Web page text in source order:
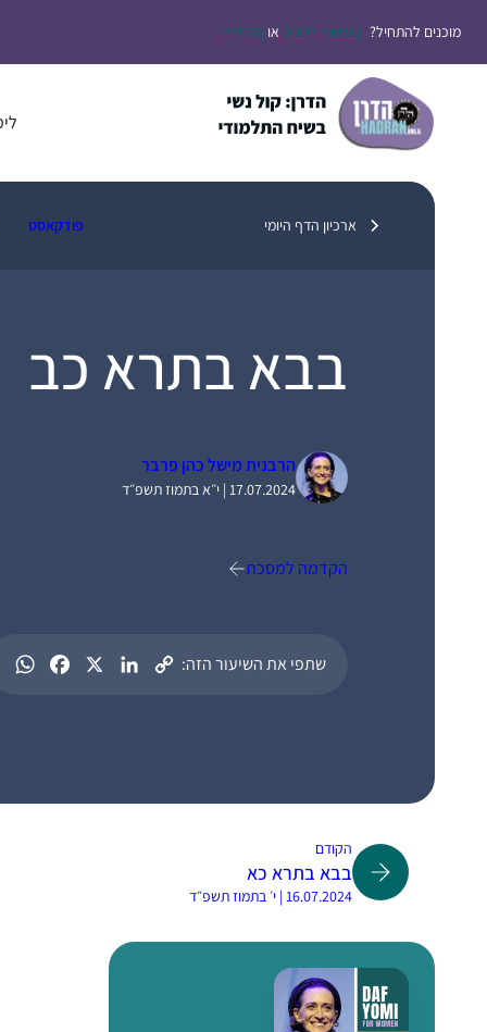
לתוכןמוכנים להתחיל? הירשמו בחינם או התחברו
ארכיון הדף היומי פודקאסט
בבא בתרא כב
הרבנית מישל כהן פרבר
17.07.2024 | י״א בתמוז תשפ״ד
הקדמה למסכת
שתפי את השיעור הזה:
הקודם
בבא בתרא כא
16.07.2024 | י׳ בתמוז תשפ״ד